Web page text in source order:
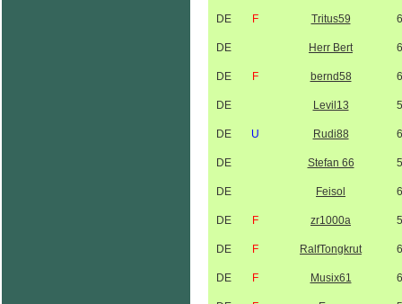
DE F Tritus59
DE Herr Bert
DE F bernd58
DE Levil13
DE U Rudi88
DE Stefan 66
DE Feisol
DE F zr1000a
DE F RalfTongkrut
DE F Musix61